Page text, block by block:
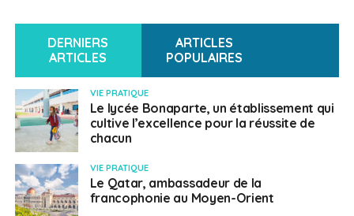
DERNIERS
ARTICLES
ARTICLES
POPULAIRES
VIE PRATIQUE
Le lycée Bonaparte, un établissement qui
cultive l’excellence pour la réussite de
chacun
VIE PRATIQUE
Le Qatar, ambassadeur de la
francophonie au Moyen-Orient